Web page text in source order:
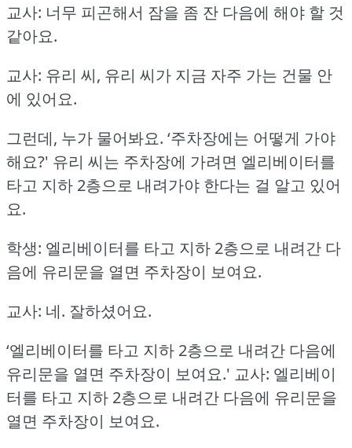
교사: 너무 피곤해서 잠을 좀 잔 다음에 해야 할 것
같아요.
교사: 유리 씨, 유리 씨가 지금 자주 가는 건물 안
에 있어요.
그런데, 누가 물어봐요. ‘주차장에는 어떻게 가야
해요?' 유리 씨는 주차장에 가려면 엘리베이터를
타고 지하 2층으로 내려가야 한다는 걸 알고 있어
요.
학생: 엘리베이터를 타고 지하 2층으로 내려간 다
음에 유리문을 열면 주차장이 보여요.
교사: 네. 잘하셨어요.
‘엘리베이터를 타고 지하 2층으로 내려간 다음에
유리문을 열면 주차장이 보여요.' 교사: 엘리베이
터를 타고 지하 2층으로 내려간 다음에 유리문을
열면 주차장이 보여요.